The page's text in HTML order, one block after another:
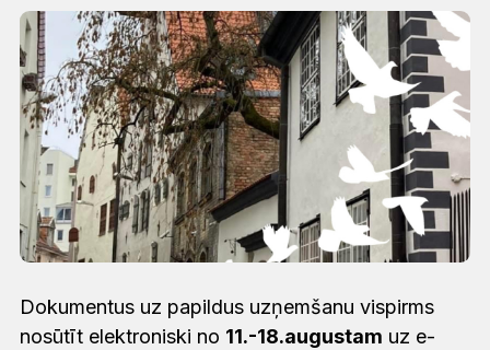
Dokumentus uz papildus uzņemšanu vispirms
nosūtīt elektroniski no 11.-18.augustam uz e-